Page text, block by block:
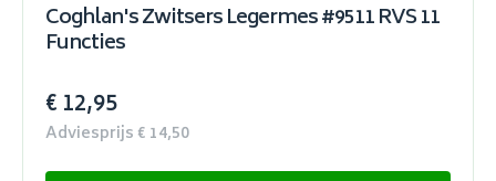
Coghlan's Zwitsers Legermes #9511 RVS 11
Functies
€ 12,95
Adviesprijs € 14,50